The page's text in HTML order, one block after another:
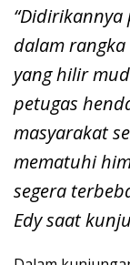
dalam
yang hilir
petugas
masyarakat
mematuhi
segera
Edy saat